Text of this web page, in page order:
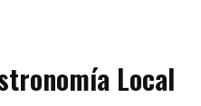
Local